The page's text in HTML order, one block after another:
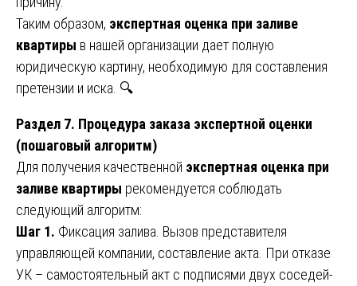
Таким образом, экспертная оценка при заливе
квартиры в нашей организации дает полную
юридическую картину, необходимую для составления
претензии и иска. 🔍
Раздел 7. Процедура заказа экспертной оценки
(пошаговый алгоритм)
Для получения качественной экспертная оценка при
заливе квартиры рекомендуется соблюдать
следующий алгоритм:
Шаг 1. Фиксация залива. Вызов представителя
управляющей компании, составление акта. При отказе
УК – самостоятельный акт с подписями двух соседей-